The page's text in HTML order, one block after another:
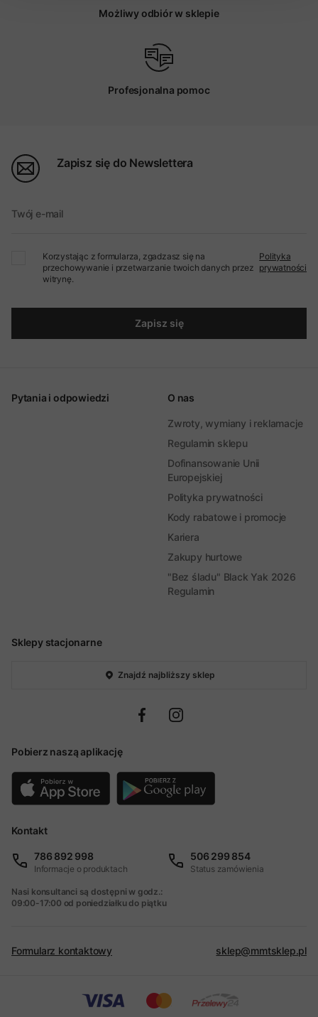
Możliwy odbiór w sklepie
Profesjonalna pomoc
Zapisz się do Newslettera
Twój e-mail
Korzystając z formularza, zgadzasz się na
przechowywanie i przetwarzanie twoich danych przez
witrynę.
Polityka
prywatności
Zapisz się
Sklepy stacjonarne
Znajdź najbliższy sklep
Pobierz naszą aplikację
Pytania i odpowiedzi O nas
Zwroty, wymiany i reklamacje
Regulamin sklepu
Dofinansowanie Unii
Europejskiej
Polityka prywatności
Kody rabatowe i promocje
Kariera
Zakupy hurtowe
"Bez śladu" Black Yak 2026
Regulamin
Kontakt
786 892 998
Informacje o produktach
506 299 854
Status zamówienia
Nasi konsultanci są dostępni w godz.:
09:00-17:00 od poniedziałku do piątku
Formularz kontaktowy sklep@mmtsklep.pl